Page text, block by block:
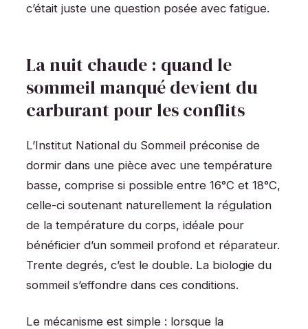
c’était juste une question posée avec fatigue.
La nuit chaude : quand le
sommeil manqué devient du
carburant pour les conflits
L’Institut National du Sommeil préconise de
dormir dans une pièce avec une température
basse, comprise si possible entre 16°C et 18°C,
celle-ci soutenant naturellement la régulation
de la température du corps, idéale pour
bénéficier d’un sommeil profond et réparateur.
Trente degrés, c’est le double. La biologie du
sommeil s’effondre dans ces conditions.
Le mécanisme est simple : lorsque la